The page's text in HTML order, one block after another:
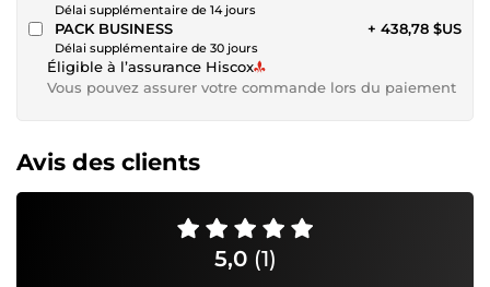
Délai supplémentaire de 14 jours
PACK BUSINESS
Délai supplémentaire de 30 jours
+ 438,78 $US
Éligible à l’assurance Hiscox
Vous pouvez assurer votre commande lors du paiement
Avis des clients
5,0 (1)